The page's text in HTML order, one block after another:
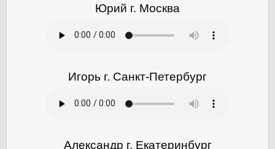
Юрий г. Москва
Игорь г. Санкт-Петербург
Александр г. Екатеринбург